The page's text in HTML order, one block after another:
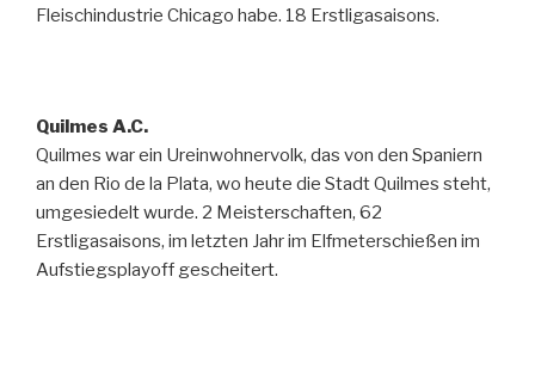
Fleischindustrie Chicago habe. 18 Erstligasaisons.
Quilmes A.C.
Quilmes war ein Ureinwohnervolk, das von den Spaniern
an den Rio de la Plata, wo heute die Stadt Quilmes steht,
umgesiedelt wurde. 2 Meisterschaften, 62
Erstligasaisons, im letzten Jahr im Elfmeterschießen im
Aufstiegsplayoff gescheitert.